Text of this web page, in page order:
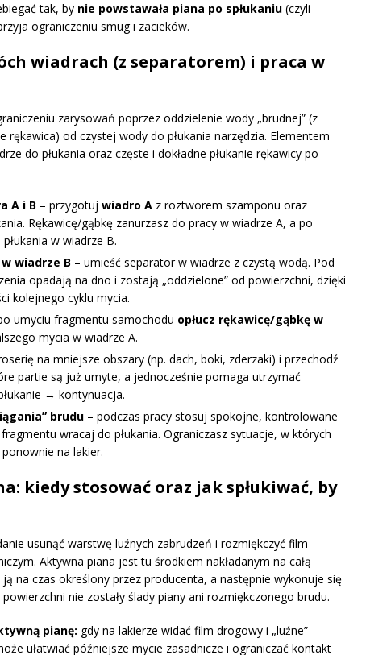
tak, by nie powstawała piana po spłukaniu (czyli
ograniczeniu smug i zacieków.
wiadrach (z separatorem) i praca w
zarysowań poprzez oddzielenie wody „brudnej” (z
od czystej wody do płukania narzędzia. Elementem
do płukania oraz częste i dokładne płukanie rękawicy po
A i B – przygotuj wiadro A z roztworem szamponu oraz
Rękawicę/gąbkę zanurzasz do pracy w wiadrze A, a po
w wiadrze B.
wiadrze B – umieść separator w wiadrze z czystą wodą. Pod
opadają na dno i zostają „oddzielone” od powierzchni, dzięki
kolejnego cyklu mycia.
umyciu fragmentu samochodu opłucz rękawicę/gąbkę w
mycia w wiadrze A.
na mniejsze obszary (np. dach, boki, zderzaki) i przechodź
partie są już umyte, a jednocześnie pomaga utrzymać
→ kontynuacja.
brudu – podczas pracy stosuj spokojne, kontrolowane
wracaj do płukania. Ograniczasz sytuacje, w których
na lakier.
kiedy stosować oraz jak spłukiwać, by
usunąć warstwę luźnych zabrudzeń i rozmiękczyć film
Aktywna piana jest tu środkiem nakładanym na całą
na czas określony przez producenta, a następnie wykonuje się
nie zostały ślady piany ani rozmiękczonego brudu.
pianę: gdy na lakierze widać film drogowy i „luźne”
ułatwiać późniejsze mycie zasadnicze i ograniczać kontakt